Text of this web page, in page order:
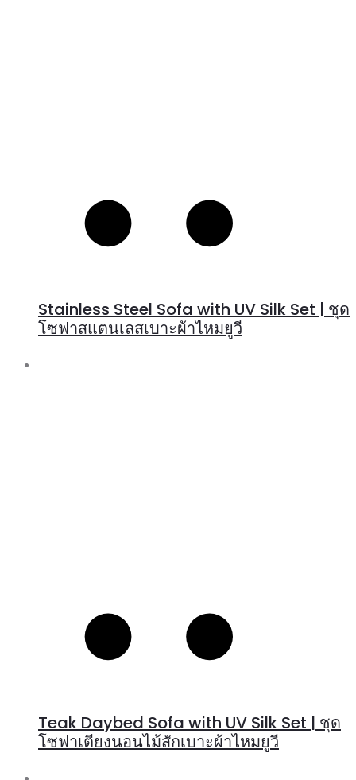
Stainless Steel Sofa with UV Silk Set | ชุด
โซฟาสแตนเลสเบาะผ้าไหมยูวี
Teak Daybed Sofa with UV Silk Set | ชุด
โซฟาเตียงนอนไม้สักเบาะผ้าไหมยูวี